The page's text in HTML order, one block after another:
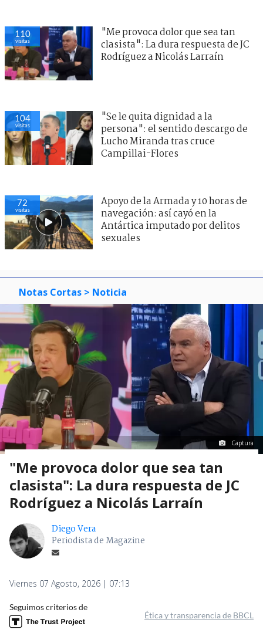
110
visitas
"Me provoca dolor que sea tan
clasista": La dura respuesta de JC
Rodríguez a Nicolás Larraín
104
visitas
"Se le quita dignidad a la
persona": el sentido descargo de
Lucho Miranda tras cruce
Campillai-Flores
72
visitas
Apoyo de la Armada y 10 horas de
navegación: así cayó en la
Antártica imputado por delitos
sexuales
Notas Cortas > Noticia
Captura
"Me provoca dolor que sea tan
clasista": La dura respuesta de JC
Rodríguez a Nicolás Larraín
Diego Vera
Periodista de Magazine
Viernes 07 Agosto, 2026 | 07:13
Seguimos criterios de
Ética y transparencia de BBCL